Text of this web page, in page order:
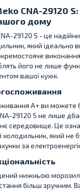
CNA-29120
дому
29120 S - це
який ідеально
його не лише
вашої кухні.
A+ ви можете
29120 S не лише
середовище. Це
який не
за
нижньою
більш зручним.